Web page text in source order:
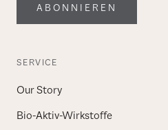
ABONNIEREN
SERVICE
Our Story
Bio-Aktiv-Wirkstoffe